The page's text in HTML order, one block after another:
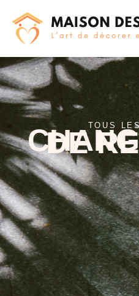
TOUS
DE